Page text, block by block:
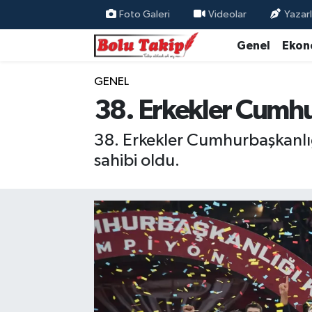
Foto Galeri Videolar
Genel
GENEL
38. Erkekler
38. Erkekler
sahibi oldu.